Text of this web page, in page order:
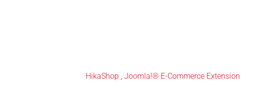
HikaShop , Joomla!® E-Commerce Extension